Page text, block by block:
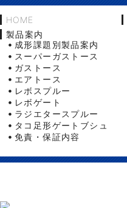
HOME
製品案内
成形課題別製品案内
スーパーガストース
ガストース
エアトース
レボスプルー
レボゲート
ラジエタースプルー
タコ足形ゲートブシュ
免責・保証内容